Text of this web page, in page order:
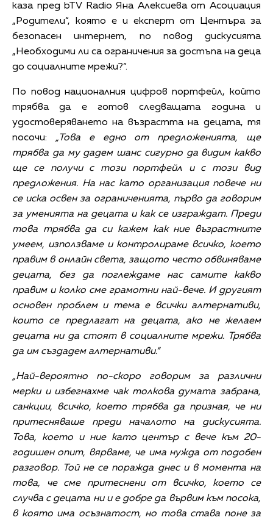
каза пред bTV Radio Яна Алексиева от Асоциация
„Родители“, която е и експерт от Центъра за
безопасен интернет, по повод дискусията
„Необходими ли са ограничения за достъпа на деца
до социалните мрежи?“.
По повод националния цифров портфейл, който
трябва да е готов следващата година и
удостоверяването на възрастта на децата, тя
посочи: „Това е едно от предложенията, ще
трябва да му дадем шанс сигурно да видим какво
ще се получи с този портфейл и с този вид
предложения. На нас като организация повече ни
се иска освен за ограниченията, първо да говорим
за уменията на децата и как се изграждат. Преди
това трябва да си кажем как ние възрастните
умеем, използваме и контролираме всичко, което
правим в онлайн света, защото често обвиняваме
децата, без да поглеждаме нас самите какво
правим и колко сме грамотни най-вече. И другият
основен проблем и тема е всички алтернативи,
които се предлагат на децата, ако не желаем
децата ни да стоят в социалните мрежи. Трябва
да им създадем алтернативи.“
„Най-вероятно по-скоро говорим за различни
мерки и избегнахме чак толкова думата забрана,
санкции, всичко, което трябва да призная, че ни
притесняваше преди началото на дискусията.
Това, което и ние като център с вече към 20-
годишен опит, вярваме, че има нужда от подобен
разговор. Той не се поражда днес и в момента на
това, че сме притеснени от всичко, което се
случва с децата ни и е добре да вървим към посока,
в която има осъзнатост, но това става поне за